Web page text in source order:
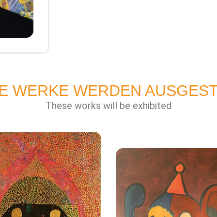
WERKE WERDEN
These works will be exhibited